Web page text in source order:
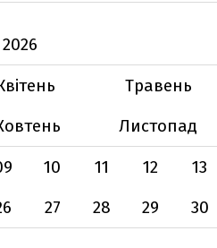
2026
Травень
Листопад
10 11 12 13
27 28 29 30